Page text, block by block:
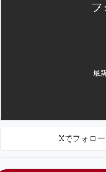
フ
最
Xでフォロー